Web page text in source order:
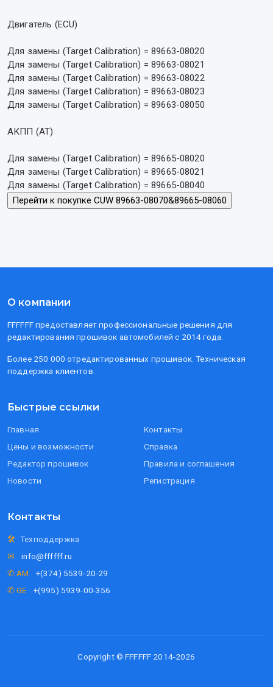
Двигатель (ECU)
Для замены (Target Calibration) = 89663-08020
Для замены (Target Calibration) = 89663-08021
Для замены (Target Calibration) = 89663-08022
Для замены (Target Calibration) = 89663-08023
Для замены (Target Calibration) = 89663-08050
АКПП (AT)
Для замены (Target Calibration) = 89665-08020
Для замены (Target Calibration) = 89665-08021
Для замены (Target Calibration) = 89665-08040
О компании
FFFFFF предоставляет профессиональные решения для
редактирования прошивок автомобилей с 2014 года.
Более 250 000 отредактированных прошивок. Техническая
поддержка клиентов.
Быстрые ссылки
Главная
Цены и возможности
Редактор прошивок
Новости
Контакты
Справка
Правила и соглашения
Регистрация
Контакты
🛠 Техподдержка
✉
info@ffffff.ru
✆ AM
+(374) 5539-20-29
✆ GE
+(995) 5939-00-356
Copyright © FFFFFF 2014-2026